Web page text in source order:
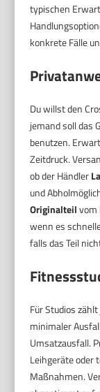
typischen
konkrete Fälle
Du willst den
jemand soll das
benutzen.
Zeitdruck.
ob der Händler
und
Originalteilvom
wenn es
falls das Teil
Für Studios
minimaler
Umsatzausfall.
Leihgeräte oder
Maßnahmen.